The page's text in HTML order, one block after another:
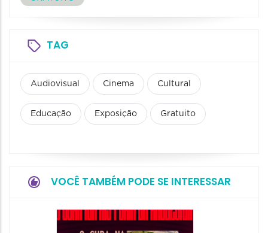
TAG
Audiovisual Cinema Cultural
Educação Exposição Gratuito
VOCÊ TAMBÉM PODE SE INTERESSAR